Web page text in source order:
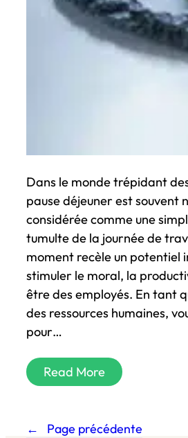
Dans le monde trépidant
pause déjeuner est souvent
considérée comme une
tumulte de la journée de
moment recèle un potentiel
stimuler le moral, la
être des employés. En tant
des ressources humaines,
pour…
Read More
← Page précédente